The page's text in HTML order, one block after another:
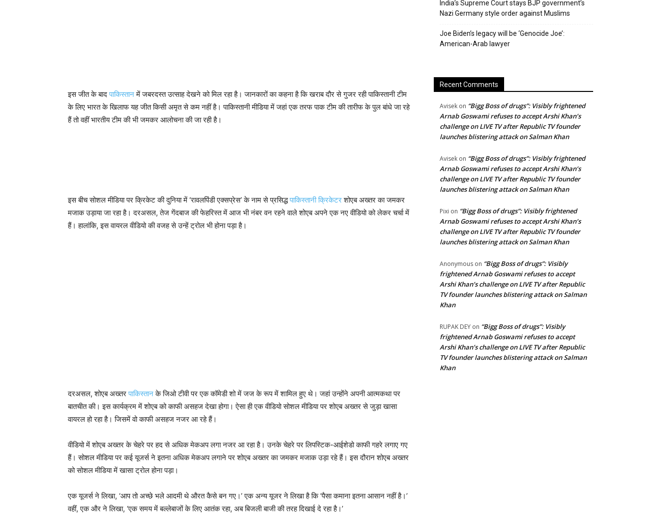
इस जीत के बादपाकिस्तानमें जबरदस्त उत्साह देखने को मिल रहा है। जानकारों का कहना है कि खराब दौर से गुजर रही पाकिस्तानी टीम
के लिए भारत के खिलाफ यह जीत किसी अमृत से कम नहीं है। पाकिस्तानी मीडिया में जहां एक तरफ पाक टीम की तारीफ के पुल बांधे जा रहे
हैं तो वहीं भारतीय टीम की भी जमकर आलोचना की जा रही है।
इस बीच सोशल मीडिया पर क्रिकेट की दुनिया में ‘रावलपिंडी एक्सप्रेस’ के नाम से प्रसिद्धपाकिस्तानी क्रिकेटरशोएब अख्तर का जमकर
मजाक उड़ाया जा रहा है। दरअसल, तेज गेंदबाज की फेहरिस्त में आज भी नंबर वन रहने वाले शोएब अपने एक नए वीडियो को लेकर चर्चा में
हैं। हालांकि, इस वायरल वीडियो की वजह से उन्हें ट्रोल भी होना पड़ा है।
दरअसल, शोएब अख्तरपाकिस्तानके जिओ टीवी पर एक कॉमेडी शो में जज के रूप में शामिल हुए थे। जहां उन्होंने अपनी आत्मकथा पर
बातचीत की। इस कार्यक्रम में शोएब को काफी असहज देखा होगा। ऐसा ही एक वीडियो सोशल मीडिया पर शोएब अख्तर से जुड़ा खासा
वायरल हो रहा है। जिसमें वो काफी असहज नजर आ रहे हैं।
वीडियो में शोएब अख्तर के चेहरे पर हद से अधिक मेकअप लगा नजर आ रहा है। उनके चेहरे पर लिपस्टिक-आईशेडो काफी गहरे लगाए गए
हैं। सोशल मीडिया पर कई यूजर्स ने इतना अधिक मेकअप लगाने पर शोएब अख्तर का जमकर मजाक उड़ा रहे हैं। इस दौरान शोएब अख्तर
को सोशल मीडिया में खासा ट्रोल होना पड़ा।
एक यूजर्स ने लिखा, ‘आप तो अच्छे भले आदमी थे औरत कैसे बन गए।’ एक अन्य यूजर ने लिखा है कि ‘पैसा कमाना इतना आसान नहीं है।’
वहीं, एक और ने लिखा, ‘एक समय में बल्लेबाजों के लिए आतंक रहा, अब बिजली बाजी की तरह दिखाई दे रहा है।’
India’s Supreme Court stays BJP government’s
Nazi Germany style order against Muslims
Joe Biden’s legacy will be ‘Genocide Joe’:
American-Arab lawyer
Recent Comments
Avisek on “Bigg Boss of drugs”: Visibly frightened
Arnab Goswami refuses to accept Arshi Khan’s
challenge on LIVE TV after Republic TV founder
launches blistering attack on Salman Khan
Avisek on “Bigg Boss of drugs”: Visibly frightened
Arnab Goswami refuses to accept Arshi Khan’s
challenge on LIVE TV after Republic TV founder
launches blistering attack on Salman Khan
Pixi on “Bigg Boss of drugs”: Visibly frightened
Arnab Goswami refuses to accept Arshi Khan’s
challenge on LIVE TV after Republic TV founder
launches blistering attack on Salman Khan
Anonymous on “Bigg Boss of drugs”: Visibly
frightened Arnab Goswami refuses to accept
Arshi Khan’s challenge on LIVE TV after Republic
TV founder launches blistering attack on Salman
Khan
RUPAK DEY on “Bigg Boss of drugs”: Visibly
frightened Arnab Goswami refuses to accept
Arshi Khan’s challenge on LIVE TV after Republic
TV founder launches blistering attack on Salman
Khan